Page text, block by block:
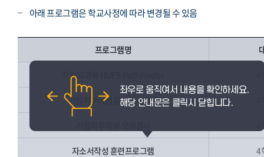
아래 프로그램은 학교사정에 따라 변경될 수 있음
프로그램명
취업교과목 HUFS PathFinder
기업직무적성검사 대비교육
자소서작성 훈련프로그램 4